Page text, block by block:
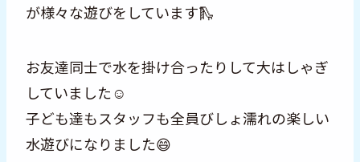
が様々な遊びをしています🛝
お友達同士で水を掛け合ったりして大はしゃぎ
していました☺️
子ども達もスタッフも全員びしょ濡れの楽しい
水遊びになりました😄